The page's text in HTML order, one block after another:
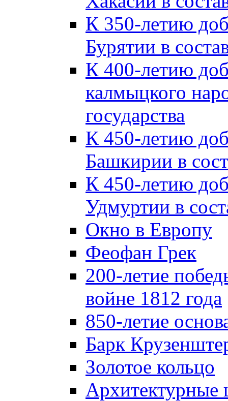
К 350-летию
Бурятии в
К 400-летию
калмыцкого
государства
К 450-летию
Башкирии в
К 450-летию
Удмуртии в
Окно в Европу
Феофан Грек
200-летие
войне 1812 года
850-летие
Барк
Золотое кольцо
Архитектурные